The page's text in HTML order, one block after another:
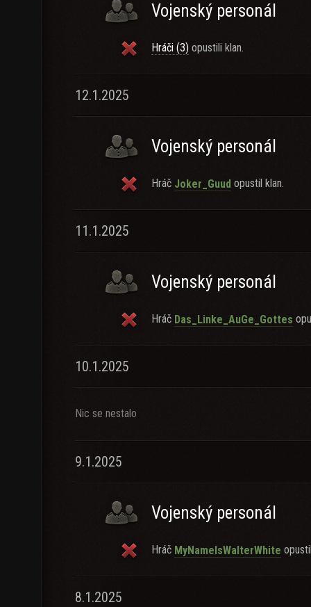
Vojenský personál
Hráči (3) opustili klan.
12.1.2025
Vojenský personál
Hráč Joker_Guud opustil klan.
11.1.2025
Vojenský personál
Hráč Das_Linke_AuGe_Gottes
10.1.2025
Nic se nestalo
9.1.2025
Vojenský personál
Hráč MyNameIsWalterWhite
8.1.2025